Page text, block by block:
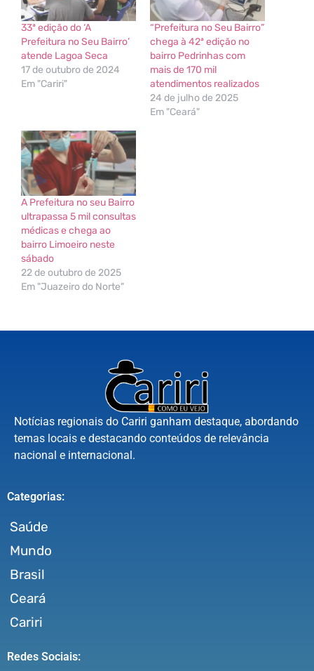
33ª edição do ‘A
Prefeitura no Seu Bairro’
atende Lagoa Seca
17 de outubro de 2024
Em "Cariri"
“Prefeitura no Seu Bairro”
chega à 42ª edição no
bairro Pedrinhas com
mais de 170 mil
atendimentos realizados
24 de julho de 2025
Em "Ceará"
A Prefeitura no seu Bairro
ultrapassa 5 mil consultas
médicas e chega ao
bairro Limoeiro neste
sábado
22 de outubro de 2025
Em "Juazeiro do Norte"
Notícias regionais do Cariri ganham destaque, abordando
temas locais e destacando conteúdos de relevância
nacional e internacional.
Categorias:
Saúde
Mundo
Brasil
Ceará
Cariri
Redes Sociais: